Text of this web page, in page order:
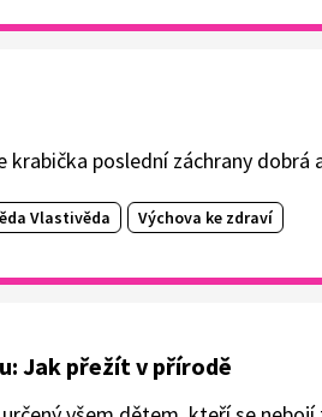
krabička poslední záchrany
Vlastivěda Výchova ke zdraví
Jak přežít v přírodě